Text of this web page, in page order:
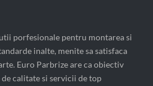
porfesionale pentru montarea si
inalte, menite sa satisfaca
Euro Parbrize are ca obiectiv
calitate si servicii de top